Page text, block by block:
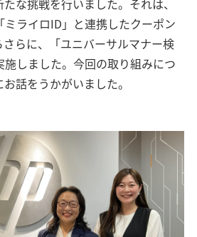
ライロID」と連携したクーポン
らに、「ユニバーサルマナー検
しました。今回の取り組みにつ
話をうかがいました。